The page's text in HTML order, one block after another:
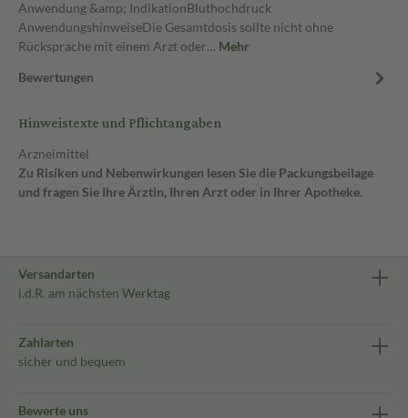
Anwendung &amp; IndikationBluthochdruck
AnwendungshinweiseDie Gesamtdosis sollte nicht ohne
Rücksprache mit einem Arzt oder… Mehr
Bewertungen
Hinweistexte und Pflichtangaben
Arzneimittel
Zu Risiken und Nebenwirkungen lesen Sie die Packungsbeilage
und fragen Sie Ihre Ärztin, Ihren Arzt oder in Ihrer Apotheke.
Versandarten
i.d.R. am nächsten Werktag
Zahlarten
sicher und bequem
Bewerte uns